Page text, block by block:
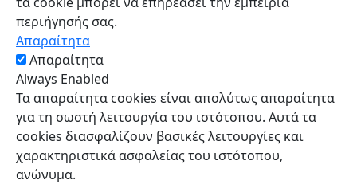
περιήγησής σας.
Απαραίτητα
Απαραίτητα
Always Enabled
Τα απαραίτητα cookies είναι απολύτως απαραίτητα
για τη σωστή λειτουργία του ιστότοπου. Αυτά τα
cookies διασφαλίζουν βασικές λειτουργίες και
χαρακτηριστικά ασφαλείας του ιστότοπου,
ανώνυμα.